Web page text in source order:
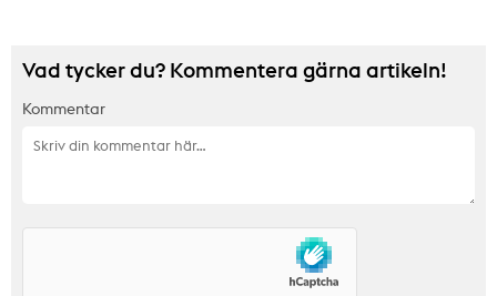
Vad tycker du? Kommentera gärna artikeln!
Kommentar